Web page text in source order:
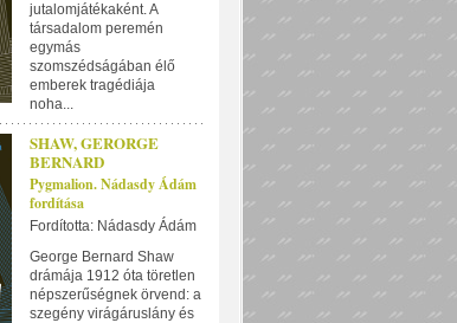
jutalomjátékaként. A
társadalom peremén
egymás
szomszédságában élő
emberek tragédiája
noha...
SHAW, GERORGE
BERNARD
Pygmalion. Nádasdy Ádám
fordítása
Fordította: Nádasdy Ádám
George Bernard Shaw
drámája 1912 óta töretlen
népszerűségnek örvend: a
szegény virágáruslány és